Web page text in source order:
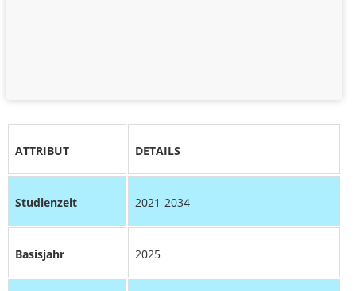
ATTRIBUT DETAILS
Studienzeit 2021-2034
Basisjahr 2025